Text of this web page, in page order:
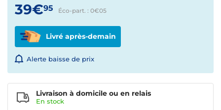
39€95 Éco-part. : 0€05
Livré après-demain
Alerte baisse de prix
Livraison à domicile ou en relais
En stock